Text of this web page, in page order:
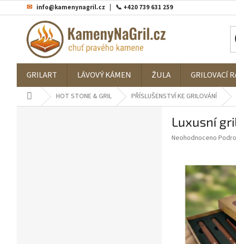
na
info@kamenynagril.cz
GRILART LÁVOVÝ KÁMEN ŽULA GRILOVACÍ
Domů HOT STONE & GRIL PŘÍSLUŠENSTVÍ KE GRILOVÁNÍ
Luxusní
Průměrné
hvězdiček.
Neohodnoceno